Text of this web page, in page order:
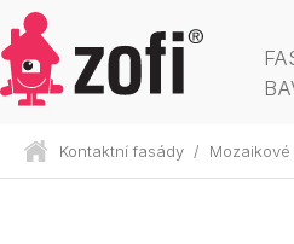
Kontaktní fasády/